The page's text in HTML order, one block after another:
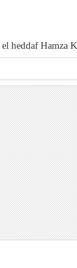
el heddaf Hamza